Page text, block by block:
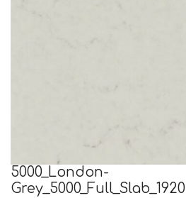
5000_London-